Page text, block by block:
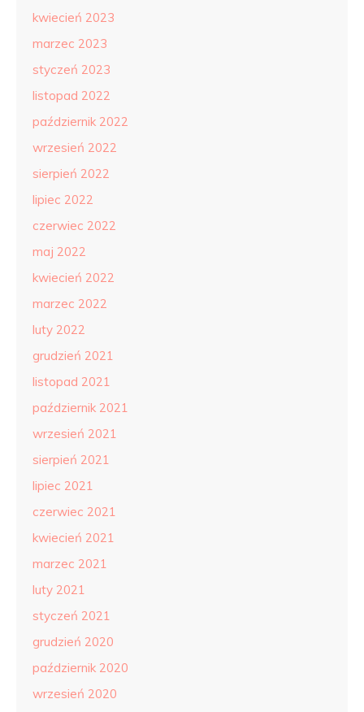
kwiecień 2023
marzec 2023
styczeń 2023
listopad 2022
październik 2022
wrzesień 2022
sierpień 2022
lipiec 2022
czerwiec 2022
maj 2022
kwiecień 2022
marzec 2022
luty 2022
grudzień 2021
listopad 2021
październik 2021
wrzesień 2021
sierpień 2021
lipiec 2021
czerwiec 2021
kwiecień 2021
marzec 2021
luty 2021
styczeń 2021
grudzień 2020
październik 2020
wrzesień 2020